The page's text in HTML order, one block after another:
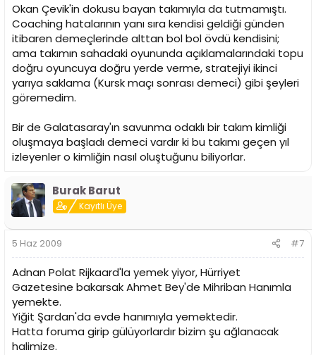
Okan Çevik'in dokusu bayan takımıyla da tutmamıştı.
Coaching hatalarının yanı sıra kendisi geldiği günden
itibaren demeçlerinde alttan bol bol övdü kendisini;
ama takımın sahadaki oyununda açıklamalarındaki topu
doğru oyuncuya doğru yerde verme, stratejiyi ikinci
yarıya saklama (Kursk maçı sonrası demeci) gibi şeyleri
göremedim.
Bir de Galatasaray'ın savunma odaklı bir takım kimliği
oluşmaya başladı demeci vardır ki bu takımı geçen yıl
izleyenler o kimliğin nasıl oluştuğunu biliyorlar.
Burak Barut
Kayıtlı Üye
5 Haz 2009 #7
Adnan Polat Rijkaard'la yemek yiyor, Hürriyet
Gazetesine bakarsak Ahmet Bey'de Mihriban Hanımla
yemekte.
Yiğit Şardan'da evde hanımıyla yemektedir.
Hatta foruma girip gülüyorlardır bizim şu ağlanacak
halimize.